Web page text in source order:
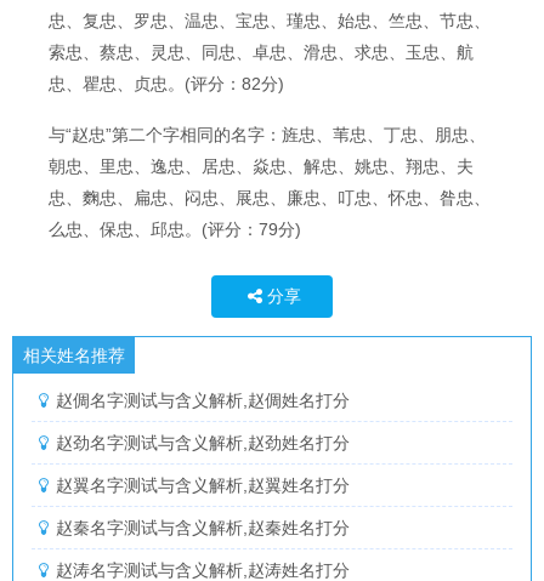
忠、复忠、罗忠、温忠、宝忠、瑾忠、始忠、竺忠、节忠、
索忠、蔡忠、灵忠、同忠、卓忠、滑忠、求忠、玉忠、航
忠、瞿忠、贞忠。(评分：82分)
与“赵忠”第二个字相同的名字：旌忠、苇忠、丁忠、朋忠、
朝忠、里忠、逸忠、居忠、焱忠、解忠、姚忠、翔忠、夫
忠、麴忠、扁忠、闷忠、展忠、廉忠、叮忠、怀忠、昝忠、
么忠、保忠、邱忠。(评分：79分)
分享
相关姓名推荐
赵倜名字测试与含义解析,赵倜姓名打分
赵劲名字测试与含义解析,赵劲姓名打分
赵翼名字测试与含义解析,赵翼姓名打分
赵秦名字测试与含义解析,赵秦姓名打分
赵涛名字测试与含义解析,赵涛姓名打分